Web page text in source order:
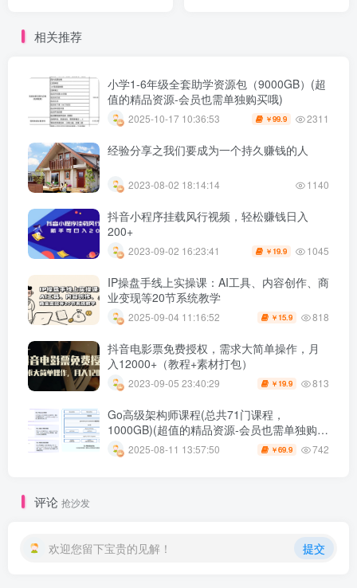
相关推荐
小学1-6年级全套助学资源包（9000GB）(超
值的精品资源-会员也需单独购买哦)
2025-10-17 10:36:53 ￥99.9 2311
经验分享之我们要成为一个持久赚钱的人
2023-08-02 18:14:14 1140
抖音小程序挂载风行视频，轻松赚钱日入
200+
2023-09-02 16:23:41 ￥ 19.9 1045
IP操盘手线上实操课：AI工具、内容创作、商
业变现等20节系统教学
2025-09-04 11:16:52 ￥ 15.9 818
抖音电影票免费授权，需求大简单操作，月
入12000+（教程+素材打包）
2023-09-05 23:40:29 ￥ 19.9 813
Go高级架构师课程(总共71门课程，
1000GB)(超值的精品资源-会员也需单独购买
哦)
2025-08-11 13:57:50 ￥69.9 742
评论 抢沙发
欢迎您留下宝贵的见解！ 提交